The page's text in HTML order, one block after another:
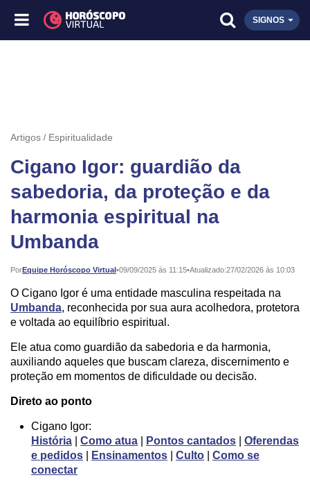
SIGNOS
Artigos Espiritualidade
Cigano Igor: guardião da
sabedoria, da proteção e da
harmonia espiritual na
Umbanda
PorEquipe Horóscopo Virtual•
Publicado: 09/09/2025 às 11:15•Atualizado:27/02/2026 às 10:03
O Cigano Igor é uma entidade masculina respeitada na
Umbanda, reconhecida por sua aura acolhedora, protetora
e voltada ao equilíbrio espiritual.
Ele atua como guardião da sabedoria e da harmonia,
auxiliando aqueles que buscam clareza, discernimento e
proteção em momentos de dificuldade ou decisão.
Direto ao ponto
Cigano Igor:
História
Como atua Pontos cantados
Oferendas
e pedidos
Ensinamentos Culto
Como se
conectar